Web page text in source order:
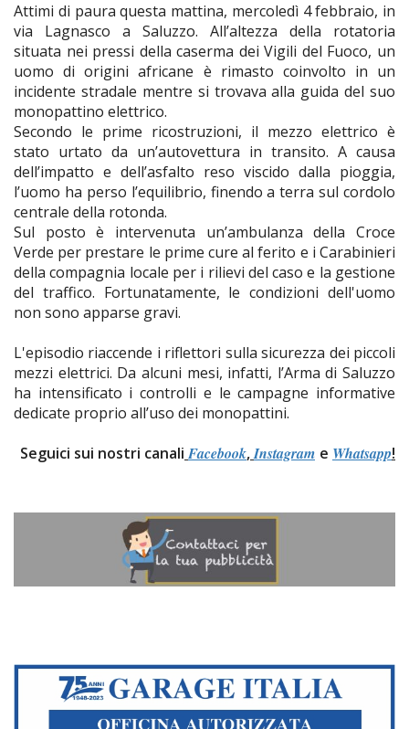
Attimi di paura questa mattina, mercoledì 4 febbraio, in
via Lagnasco a Saluzzo. All’altezza della rotatoria
situata nei pressi della caserma dei Vigili del Fuoco, un
uomo di origini africane è rimasto coinvolto in un
incidente stradale mentre si trovava alla guida del suo
monopattino elettrico.
Secondo le prime ricostruzioni, il mezzo elettrico è
stato urtato da un’autovettura in transito. A causa
dell’impatto e dell’asfalto reso viscido dalla pioggia,
l’uomo ha perso l’equilibrio, finendo a terra sul cordolo
centrale della rotonda.
Sul posto è intervenuta un’ambulanza della Croce
Verde per prestare le prime cure al ferito e i Carabinieri
della compagnia locale per i rilievi del caso e la gestione
del traffico. Fortunatamente, le condizioni dell'uomo
non sono apparse gravi.
L'episodio riaccende i riflettori sulla sicurezza dei piccoli
mezzi elettrici. Da alcuni mesi, infatti, l’Arma di Saluzzo
ha intensificato i controlli e le campagne informative
dedicate proprio all’uso dei monopattini.
Seguici sui nostri canali Facebook,Instagram e Whatsapp!